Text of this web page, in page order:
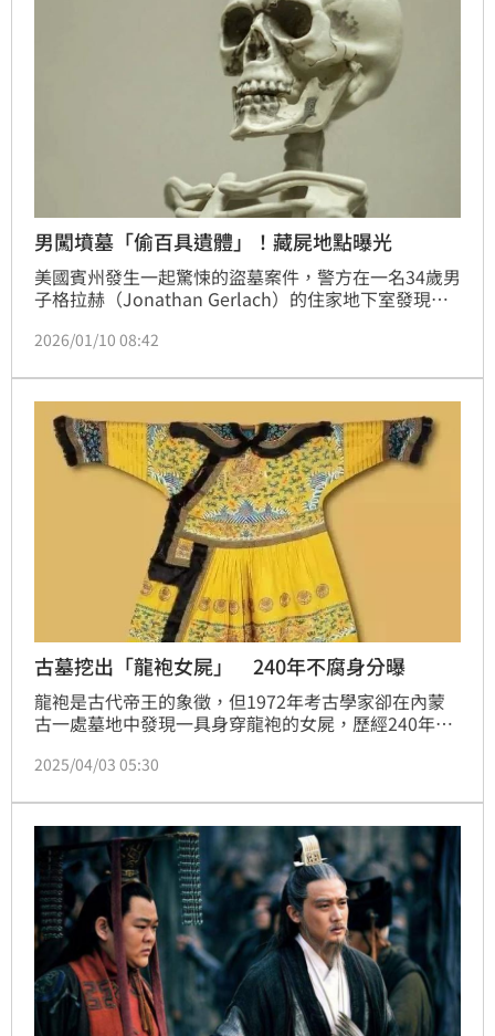
男闖墳墓「偷百具遺體」！藏屍地點曝光
美國賓州發生一起驚悚的盜墓案件，警方在一名34歲男
子格拉赫（Jonathan Gerlach）的住家地下室發現大
起訴格拉赫數百項罪名，消息曝光後震驚當地社區。
2026/01/10 08:42
古墓挖出「龍袍女屍」 240年不腐身分曝
龍袍是古代帝王的象徵，但1972年考古學家卻在內蒙
古一處墓地中發現一具身穿龍袍的女屍，歷經240年出
明顯血跡。經過出土遺物鑑測和翻閱古籍，考古學家認
穴。
2025/04/03 05:30